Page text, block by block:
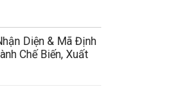
Diện & Mã Định
Chế Biến, Xuất